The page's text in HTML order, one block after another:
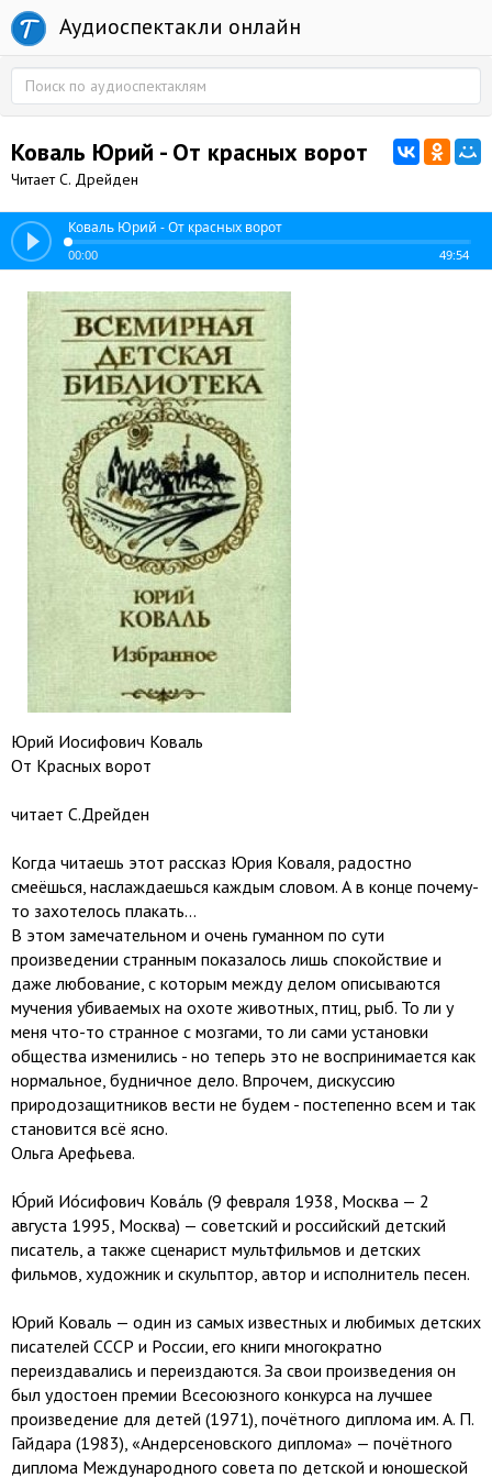
Аудиоспектакли онлайн
Коваль Юрий - От красных ворот
Читает С. Дрейден
Коваль Юрий - От красных ворот
00:00 49:54
Юрий Иосифович Коваль
От Красных ворот
читает С.Дрейден
Когда читаешь этот рассказ Юрия Коваля, радостно
смеёшься, наслаждаешься каждым словом. А в конце почему-
то захотелось плакать...
В этом замечательном и очень гуманном по сути
произведении странным показалось лишь спокойствие и
даже любование, с которым между делом описываются
мучения убиваемых на охоте животных, птиц, рыб. То ли у
меня что-то странное с мозгами, то ли сами установки
общества изменились - но теперь это не воспринимается как
нормальное, будничное дело. Впрочем, дискуссию
природозащитников вести не будем - постепенно всем и так
становится всё ясно.
Ольга Арефьева.
Ю́рий Ио́сифович Кова́ль (9 февраля 1938, Москва — 2
августа 1995, Москва) — советский и российский детский
писатель, а также сценарист мультфильмов и детских
фильмов, художник и скульптор, автор и исполнитель песен.
Юрий Коваль — один из самых известных и любимых детских
писателей СССР и России, его книги многократно
переиздавались и переиздаются. За свои произведения он
был удостоен премии Всесоюзного конкурса на лучшее
произведение для детей (1971), почётного диплома им. А. П.
Гайдара (1983), «Андерсеновского диплома» — почётного
диплома Международного совета по детской и юношеской